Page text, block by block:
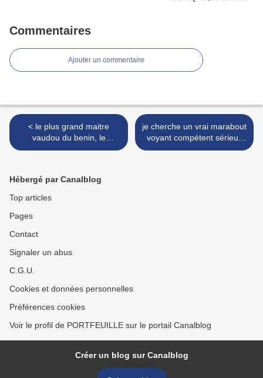
Commentaires
Ajouter un commentaire
< le plus grand maitre
vaudou du benin, le
meilleur marabout du benin
je cherche un vrai marabout
voyant compétent sérieux
celebre >
Hébergé par Canalblog
Top articles
Pages
Contact
Signaler un abus
C.G.U.
Cookies et données personnelles
Préférences cookies
Voir le profil de PORTFEUILLE sur le portail Canalblog
Créer un blog sur Canalblog